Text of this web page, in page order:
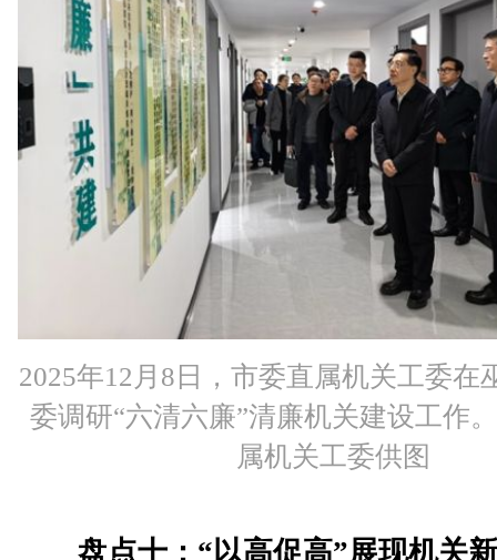
2025年12月8日，市委直属机关工委在
委调研“六清六廉”清廉机关建设工作
属机关工委供图
盘点十：“以高促高”展现机关